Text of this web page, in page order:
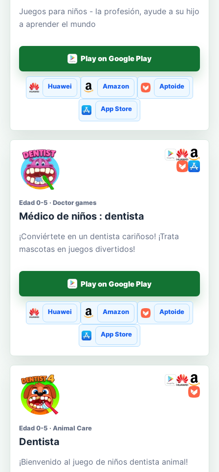
Juegos para niños - la profesión, ayude a su hijo
a aprender el mundo
Play on Google Play
Huawei Amazon Aptoide
App Store
Edad 0-5 · Doctor games
Médico de niños : dentista
¡Conviértete en un dentista cariñoso! ¡Trata
mascotas en juegos divertidos!
Play on Google Play
Huawei Amazon Aptoide
App Store
Edad 0-5 · Animal Care
Dentista
¡Bienvenido al juego de niños dentista animal!